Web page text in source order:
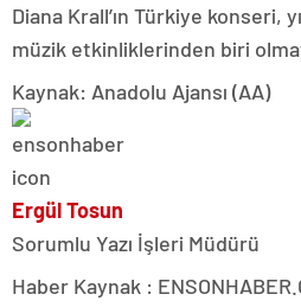
Diana Krall’ın Türkiye konseri,
müzik etkinliklerinden biri
Kaynak: Anadolu Ajansı (AA)
Ergül Tosun
Sorumlu Yazı İşleri Müdürü
Haber Kaynak :